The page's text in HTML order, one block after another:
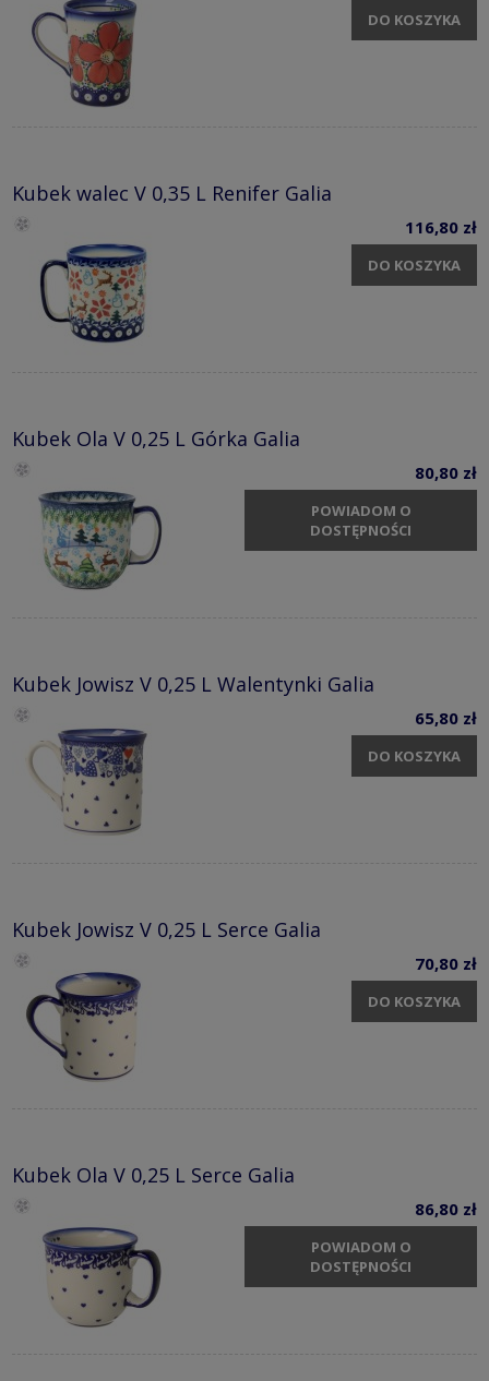
DO KOSZYKA
Kubek walec V 0,35 L Renifer Galia
116,80 zł
DO KOSZYKA
Kubek Ola V 0,25 L Górka Galia
80,80 zł
POWIADOM O
DOSTĘPNOŚCI
Kubek Jowisz V 0,25 L Walentynki Galia
65,80 zł
DO KOSZYKA
Kubek Jowisz V 0,25 L Serce Galia
70,80 zł
DO KOSZYKA
Kubek Ola V 0,25 L Serce Galia
86,80 zł
POWIADOM O
DOSTĘPNOŚCI